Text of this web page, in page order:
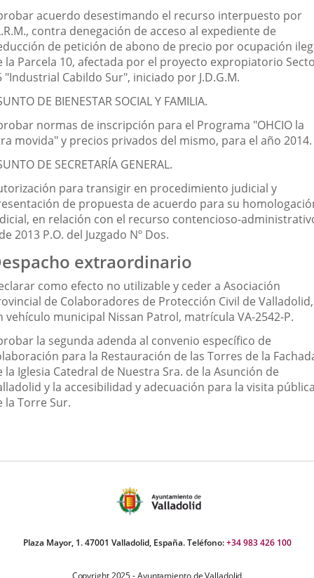
acuerdo desestimando el recurso interpuesto por
contra denegación de acceso al expediente de
de petición de abono de precio por ocupación
la Parcela 10, afectada por el proyecto expropiatorio
"Industrial Cabildo Sur", iniciado por J.D.G.M.
DE BIENESTAR SOCIAL Y FAMILIA.
normas de inscripción para el Programa "OHCIO la
movida" y precios privados del mismo, para el año 2014.
DE SECRETARÍA GENERAL.
para transigir en procedimiento judicial y
de propuesta de acuerdo para su
en relación con el recurso contencioso-
2013 P.O. del Juzgado Nº Dos.
extraordinario
como efecto no utilizable y ceder a Asociación
de Colaboradores de Protección Civil de Valladolid,
vehículo municipal Nissan Patrol, matrícula VA-2542-P.
la segunda adenda al convenio específico de
para la Restauración de las Torres de la
la Iglesia Catedral de Nuestra Sra. de la Asunción de
y la accesibilidad y adecuación para la visita
la Torre Sur.
Plaza Mayor, 1. 47001 Valladolid, España. Teléfono:+34 983 426 100
Copyright 2025 - Ayuntamiento de Valladolid